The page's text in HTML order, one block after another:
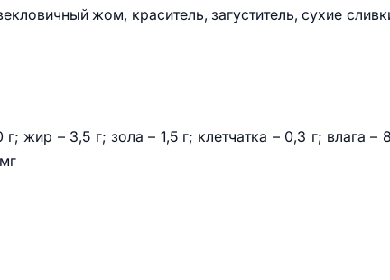
жом, краситель, загуститель, сухие
жир – 3,5 г; зола – 1,5 г; клетчатка – 0,3 г; влага –